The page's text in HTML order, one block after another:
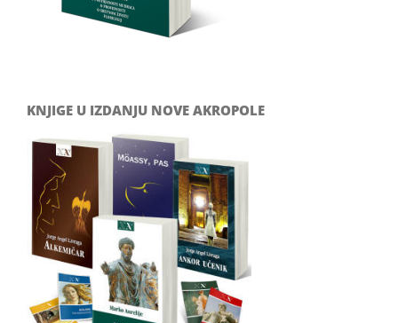
KNJIGE U IZDANJU NOVE AKROPOLE